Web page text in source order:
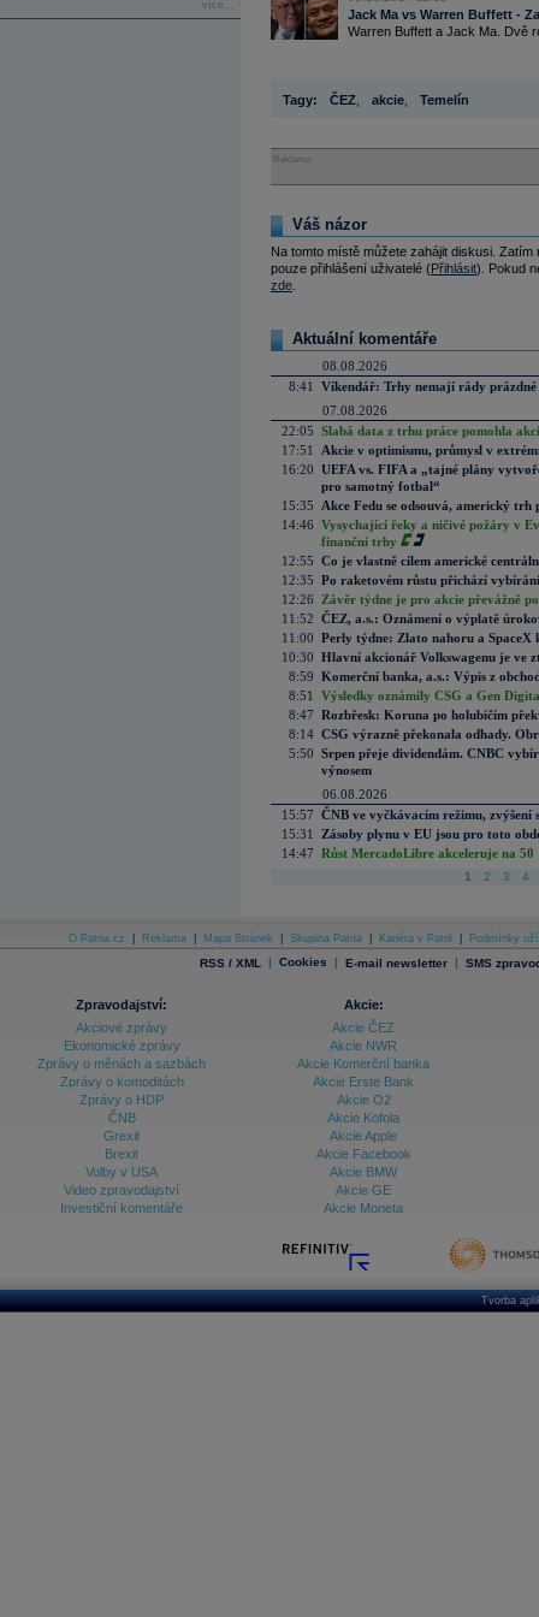
více...
Jack Ma vs Warren Buffett -
Warren Buffett a Jack Ma. Dvě
Tagy: ČEZ akcie Temelín
Reklama
Váš názor
Na tomto místě můžete zahájit diskusi.
pouze přihlášení uživatelé (Přihlásit). Pokud
zde
Aktuální komentáře
08.08.2026
8:41
Víkendář: Trhy nemají rády prázdné
07.08.2026
22:05 Slabá data z trhu práce pomohla
17:51
Akcie v optimismu, průmysl v
16:20 UEFA vs. FIFA a „tajné plány
pro samotný fotbal“
15:35
Akce Fedu se odsouvá, americký
14:46 Vysychající řeky a ničivé požáry v
finanční trhy
12:55 Co je vlastně cílem americké
12:35 Po raketovém růstu přichází
12:26
Závěr týdne je pro akcie převážně
11:52 ČEZ, a.s.: Oznámení o výplatě
11:00 Perly týdne: Zlato nahoru a SpaceX
10:30 Hlavní akcionář Volkswagenu je ve
8:59 Komerční banka, a.s.: Výpis z
8:51
Výsledky oznámily CSG a Gen
8:47 Rozbřesk: Koruna po holubičím
8:14 CSG výrazně překonala odhady.
5:50 Srpen přeje dividendám. CNBC
výnosem
06.08.2026
15:57 ČNB ve vyčkávacím režimu, zvýšení
15:31
Zásoby plynu v EU jsou pro toto
14:47 Růst MercadoLibre akceleruje na
1 2 3 4
O Patria.cz Reklama Mapa Stránek Skupina Patria Kariéra v Patrii Podmínky
RSS / XML | Cookies | E-mail newsletter | SMS
Zpravodajství:
Akciové zprávy
Ekonomické zprávy
Zprávy o měnách a sazbách
Zprávy o komoditách
Zprávy o HDP
ČNB
Grexit
Brexit
Volby v USA
Video zpravodajství
Investiční komentáře
Akcie:
Akcie ČEZ
Akcie NWR
Akcie Komerční banka
Akcie Erste Bank
Akcie O2
Akcie Kofola
Akcie Apple
Akcie Facebook
Akcie BMW
Akcie GE
Akcie Moneta
Tvorba